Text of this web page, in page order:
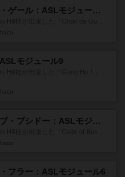
クロワ・ド・ゲール：ASLモジュール10
モジュール9
コード・オブ・ブシドー：ASLモジュール8
フラー：ASLモジュール6